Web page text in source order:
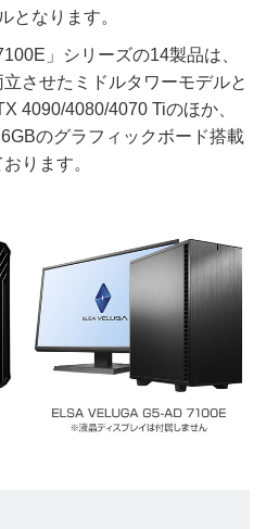
となります。
」シリーズの14製品は、
させたミドルタワーモデルと
4090/4080/4070 Tiのほか、
のグラフィックボード搭載
ります。